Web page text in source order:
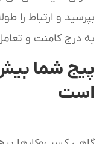
بپرسید و ارتباط را
به درج کامنت و
پیج شما بیش
است